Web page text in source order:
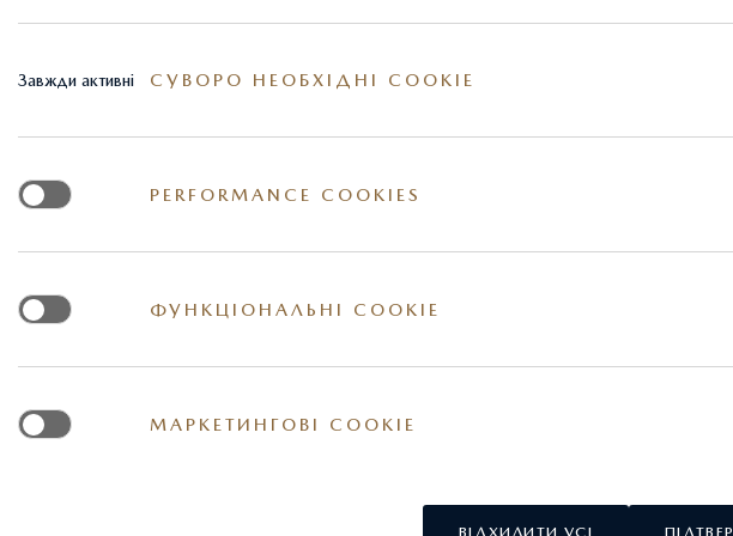
момент оновлення інформації на сайті. За більш детальною інформацією стосовно вартості та наявності
Реальні кольори та деякі зовнішні та / або внутрішні елементи обладнання можуть відрізнятись.
курсу долару США.
Завжди активні СУВОРО НЕОБХІДНІ COOKIE
PERFORMANCE COOKIES
ФУНКЦІОНАЛЬНІ COOKIE
МАРКЕТИНГОВІ COOKIE
ВІДХИЛИТИ УСІ